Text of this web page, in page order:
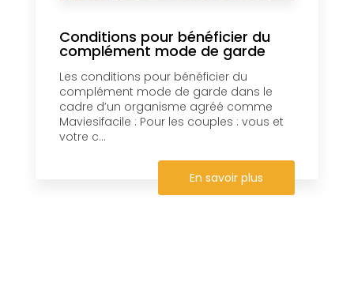
Conditions pour bénéficier du
complément mode de garde
Les conditions pour bénéficier du
complément mode de garde dans le
cadre d’un organisme agréé comme
Maviesifacile : Pour les couples : vous et
votre c...
En savoir plus